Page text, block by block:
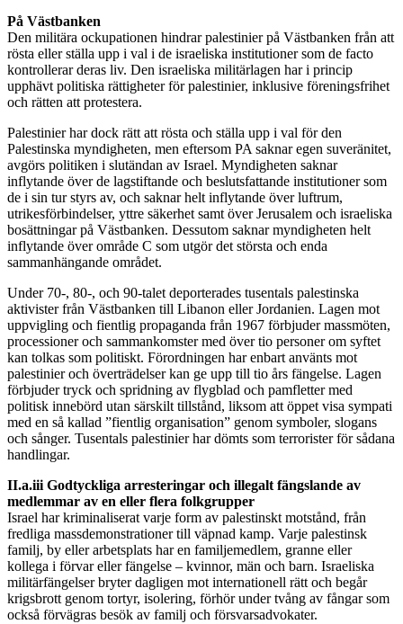
På Västbanken
Den militära ockupationen hindrar palestinier på Västbanken från att
rösta eller ställa upp i val i de israeliska institutioner som de facto
kontrollerar deras liv. Den israeliska militärlagen har i princip
upphävt politiska rättigheter för palestinier, inklusive föreningsfrihet
och rätten att protestera.
Palestinier har dock rätt att rösta och ställa upp i val för den
Palestinska myndigheten, men eftersom PA saknar egen suveränitet,
avgörs politiken i slutändan av Israel. Myndigheten saknar
inflytande över de lagstiftande och beslutsfattande institutioner som
de i sin tur styrs av, och saknar helt inflytande över luftrum,
utrikesförbindelser, yttre säkerhet samt över Jerusalem och israeliska
bosättningar på Västbanken. Dessutom saknar myndigheten helt
inflytande över område C som utgör det största och enda
sammanhängande området.
Under 70-, 80-, och 90-talet deporterades tusentals palestinska
aktivister från Västbanken till Libanon eller Jordanien. Lagen mot
uppvigling och fientlig propaganda från 1967 förbjuder massmöten,
processioner och sammankomster med över tio personer om syftet
kan tolkas som politiskt. Förordningen har enbart använts mot
palestinier och överträdelser kan ge upp till tio års fängelse. Lagen
förbjuder tryck och spridning av flygblad och pamfletter med
politisk innebörd utan särskilt tillstånd, liksom att öppet visa sympati
med en så kallad ”fientlig organisation” genom symboler, slogans
och sånger. Tusentals palestinier har dömts som terrorister för sådana
handlingar.
II.a.iii Godtyckliga arresteringar och illegalt fängslande av
medlemmar av en eller flera folkgrupper
Israel har kriminaliserat varje form av palestinskt motstånd, från
fredliga massdemonstrationer till väpnad kamp. Varje palestinsk
familj, by eller arbetsplats har en familjemedlem, granne eller
kollega i förvar eller fängelse – kvinnor, män och barn. Israeliska
militärfängelser bryter dagligen mot internationell rätt och begår
krigsbrott genom tortyr, isolering, förhör under tvång av fångar som
också förvägras besök av familj och försvarsadvokater.